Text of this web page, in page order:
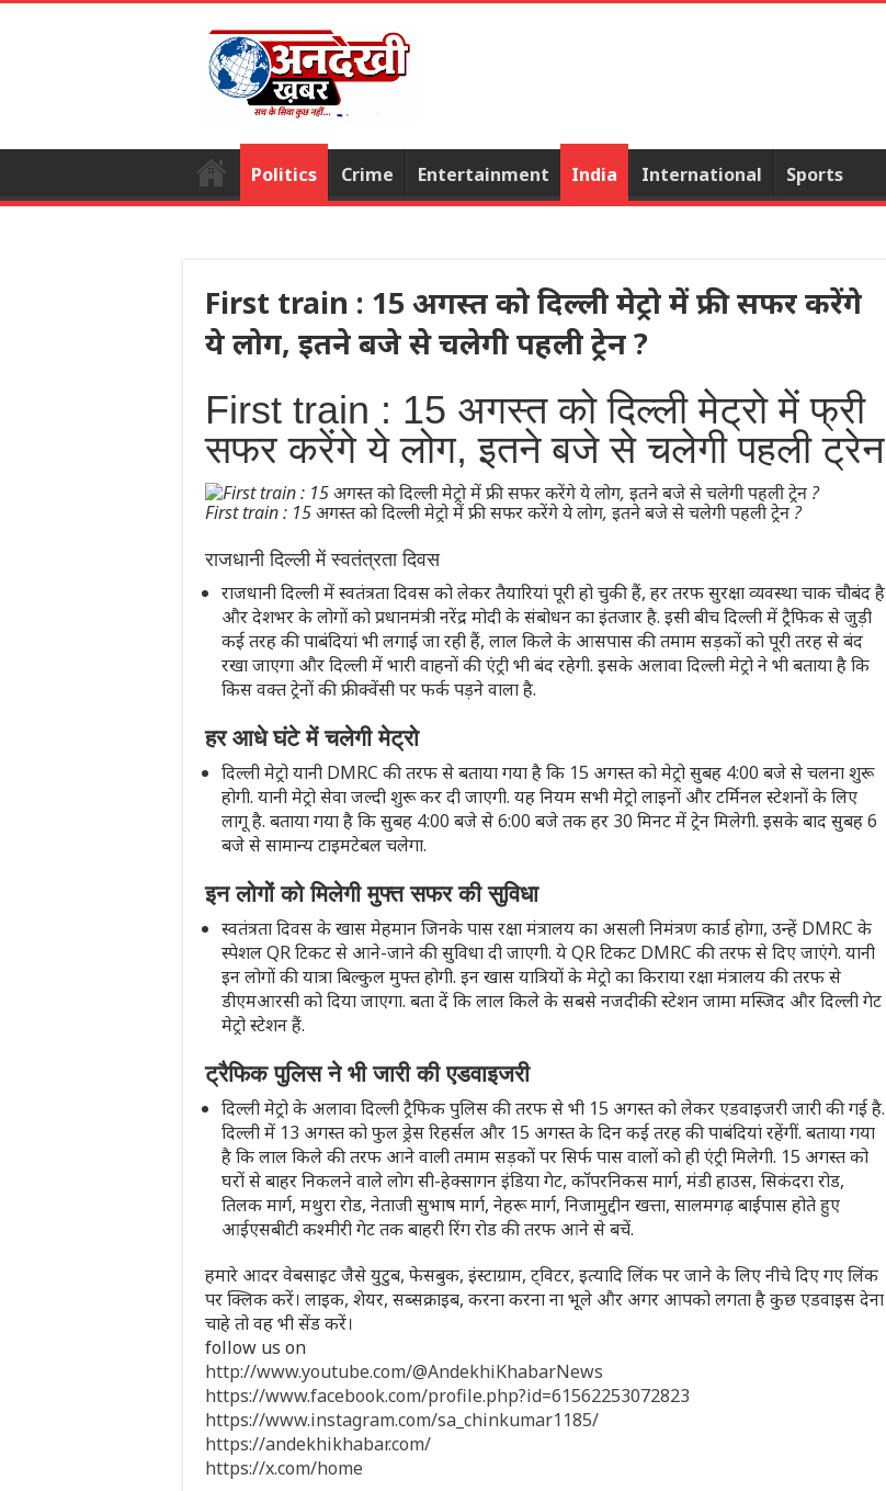
Politics Crime Entertainment India International Sports
First train : 15 अगस्त को दिल्ली मेट्रो में फ्री सफर करेंगे
ये लोग, इतने बजे से चलेगी पहली ट्रेन ?
First train : 15 अगस्त को दिल्ली मेट्रो में फ्री
सफर करेंगे ये लोग, इतने बजे से चलेगी पहली ट्रेन
First train : 15 अगस्त को दिल्ली मेट्रो में फ्री सफर करेंगे ये लोग, इतने बजे से चलेगी पहली ट्रेन ?
राजधानी दिल्ली में स्वतंत्रता दिवस
राजधानी दिल्ली में स्वतंत्रता दिवस को लेकर तैयारियां पूरी हो चुकी हैं, हर तरफ सुरक्षा व्यवस्था चाक चौबंद है
और देशभर के लोगों को प्रधानमंत्री नरेंद्र मोदी के संबोधन का इंतजार है. इसी बीच दिल्ली में ट्रैफिक से जुड़ी
कई तरह की पाबंदियां भी लगाई जा रही हैं, लाल किले के आसपास की तमाम सड़कों को पूरी तरह से बंद
रखा जाएगा और दिल्ली में भारी वाहनों की एंट्री भी बंद रहेगी. इसके अलावा दिल्ली मेट्रो ने भी बताया है कि
किस वक्त ट्रेनों की फ्रीक्वेंसी पर फर्क पड़ने वाला है.
हर आधे घंटे में चलेगी मेट्रो
दिल्ली मेट्रो यानी DMRC की तरफ से बताया गया है कि 15 अगस्त को मेट्रो सुबह 4:00 बजे से चलना शुरू
होगी. यानी मेट्रो सेवा जल्दी शुरू कर दी जाएगी. यह नियम सभी मेट्रो लाइनों और टर्मिनल स्टेशनों के लिए
लागू है. बताया गया है कि सुबह 4:00 बजे से 6:00 बजे तक हर 30 मिनट में ट्रेन मिलेगी. इसके बाद सुबह 6
बजे से सामान्य टाइमटेबल चलेगा.
इन लोगों को मिलेगी मुफ्त सफर की सुविधा
स्वतंत्रता दिवस के खास मेहमान जिनके पास रक्षा मंत्रालय का असली निमंत्रण कार्ड होगा, उन्हें DMRC के
स्पेशल QR टिकट से आने-जाने की सुविधा दी जाएगी. ये QR टिकट DMRC की तरफ से दिए जाएंगे. यानी
इन लोगों की यात्रा बिल्कुल मुफ्त होगी. इन खास यात्रियों के मेट्रो का किराया रक्षा मंत्रालय की तरफ से
डीएमआरसी को दिया जाएगा. बता दें कि लाल किले के सबसे नजदीकी स्टेशन जामा मस्जिद और दिल्ली गेट
मेट्रो स्टेशन हैं.
ट्रैफिक पुलिस ने भी जारी की एडवाइजरी
दिल्ली मेट्रो के अलावा दिल्ली ट्रैफिक पुलिस की तरफ से भी 15 अगस्त को लेकर एडवाइजरी जारी की गई है.
दिल्ली में 13 अगस्त को फुल ड्रेस रिहर्सल और 15 अगस्त के दिन कई तरह की पाबंदियां रहेंगीं. बताया गया
है कि लाल किले की तरफ आने वाली तमाम सड़कों पर सिर्फ पास वालों को ही एंट्री मिलेगी. 15 अगस्त को
घरों से बाहर निकलने वाले लोग सी-हेक्सागन इंडिया गेट, कॉपरनिकस मार्ग, मंडी हाउस, सिकंदरा रोड,
तिलक मार्ग, मथुरा रोड, नेताजी सुभाष मार्ग, नेहरू मार्ग, निजामुद्दीन खत्ता, सालमगढ़ बाईपास होते हुए
आईएसबीटी कश्मीरी गेट तक बाहरी रिंग रोड की तरफ आने से बचें.
हमारे आदर वेबसाइट जैसे युटुब, फेसबुक, इंस्टाग्राम, ट्विटर, इत्यादि लिंक पर जाने के लिए नीचे दिए गए लिंक
पर क्लिक करें। लाइक, शेयर, सब्सक्राइब, करना करना ना भूले और अगर आपको लगता है कुछ एडवाइस देना
चाहे तो वह भी सेंड करें।
follow us on
http://www.youtube.com/@AndekhiKhabarNews
https://www.facebook.com/profile.php?id=61562253072823
https://www.instagram.com/sa_chinkumar1185/
https://andekhikhabar.com/
https://x.com/home